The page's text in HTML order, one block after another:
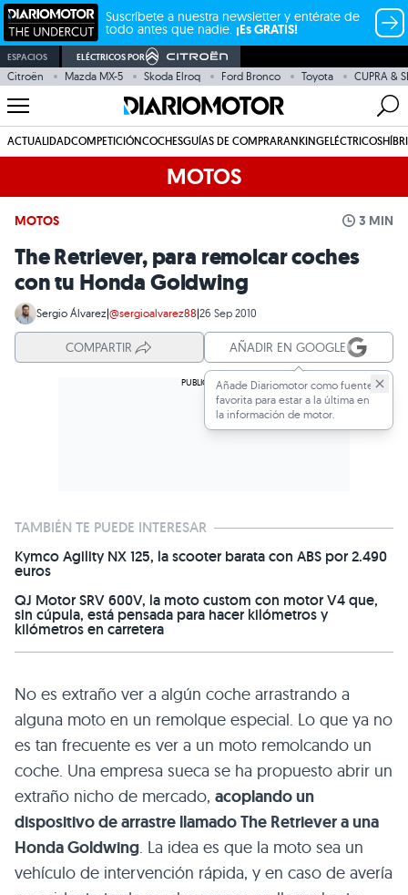
Suscríbete a nuestra newsletter y entérate de
todo antes que nadie. ¡Es GRATIS!
ESPACIOS ELÉCTRICOS POR
Citroën Mazda MX-5 Skoda Elroq Ford Bronco Toyota CUPRA &
ACTUALIDADCOMPETICIÓNCOCHESGUÍAS DE COMPRARANKINGELÉCTRICOS
MOTOS
MOTOS 3 MIN
The Retriever, para remolcar coches
con tu Honda Goldwing
Sergio Álvarez|@sergioalvarez88|26 Sep 2010
COMPARTIR AÑADIR EN GOOGLE
Añade Diariomotor como fuente
favorita para estar a la última en
la información de motor.
TAMBIÉN TE PUEDE INTERESAR
Kymco Agility NX 125, la scooter barata con ABS por 2.490
euros
QJ Motor SRV 600V, la moto custom con motor V4 que,
sin cúpula, está pensada para hacer kilómetros y
kilómetros en carretera
No es extraño ver a algún coche arrastrando a
alguna moto en un remolque especial. Lo que ya no
es tan frecuente es ver a un moto remolcando un
coche. Una empresa sueca se ha propuesto abrir un
extraño nicho de mercado, acoplando un
dispositivo de arrastre llamado The Retriever a una
Honda Goldwing. La idea es que la moto sea un
vehículo de intervención rápida, y en caso de avería